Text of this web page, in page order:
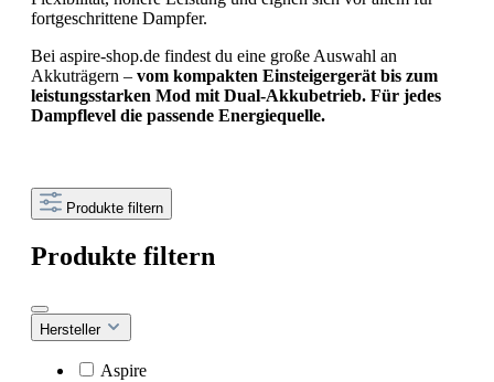
fortgeschrittene Dampfer.
Bei aspire-shop.de findest du eine große Auswahl an
Akkuträgern – vom kompakten Einsteigergerät bis zum
leistungsstarken Mod mit Dual-Akkubetrieb. Für jedes
Dampflevel die passende Energiequelle.
Produkte filtern
Produkte filtern
Hersteller
Aspire